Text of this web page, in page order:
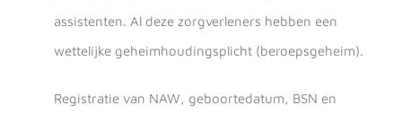
assistenten. Al deze zorgverleners hebben een
wettelijke geheimhoudingsplicht (beroepsgeheim).
Registratie van NAW, geboortedatum, BSN en